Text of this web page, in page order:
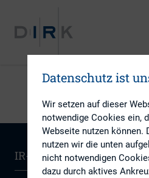
IR-Wissen Kontakt
Datenschutz ist
Wir setzen auf dieser
notwendige Cookies ein,
Webseite nutzen können.
nutzen wir die unten
nicht notwendigen
dazu durch aktives